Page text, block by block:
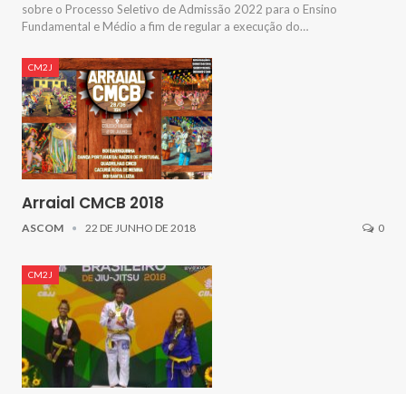
sobre o Processo Seletivo de Admissão 2022 para o Ensino
Fundamental e Médio a fim de regular a execução do…
CM2J
Arraial CMCB 2018
ASCOM 22 DE JUNHO DE 2018 0
CM2J